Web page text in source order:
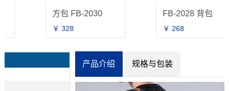
方包 FB-2030 FB-2028 背包
产品介绍 规格与包装